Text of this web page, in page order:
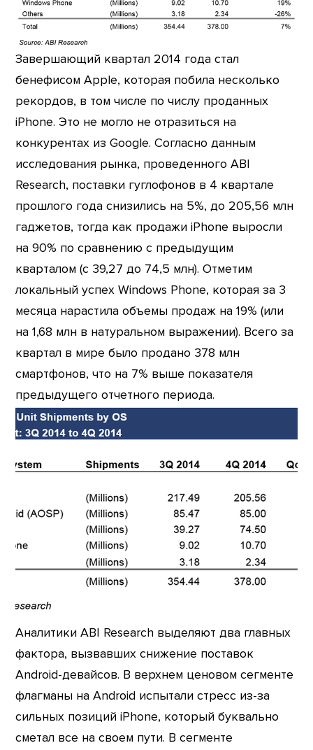
Завершающий квартал 2014 года стал
бенефисом Apple, которая побила несколько
рекордов, в том числе по числу проданных
iPhone. Это не могло не отразиться на
конкурентах из Google. Согласно данным
исследования рынка, проведенного ABI
Research, поставки гуглофонов в 4 квартале
прошлого года снизились на 5%, до 205,56 млн
гаджетов, тогда как продажи iPhone выросли
на 90% по сравнению с предыдущим
кварталом (с 39,27 до 74,5 млн). Отметим
локальный успех Windows Phone, которая за 3
месяца нарастила объемы продаж на 19% (или
на 1,68 млн в натуральном выражении). Всего за
квартал в мире было продано 378 млн
смартфонов, что на 7% выше показателя
предыдущего отчетного периода.
Аналитики ABI Research выделяют два главных
фактора, вызвавших снижение поставок
Android-девайсов. В верхнем ценовом сегменте
флагманы на Android испытали стресс из-за
сильных позиций iPhone, который буквально
сметал все на своем пути. В сегменте